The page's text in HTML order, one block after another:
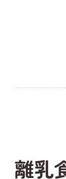
離乳